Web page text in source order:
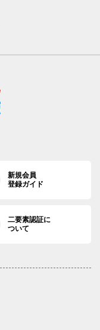
新規会員
登録ガイド
二要素認証に
ついて